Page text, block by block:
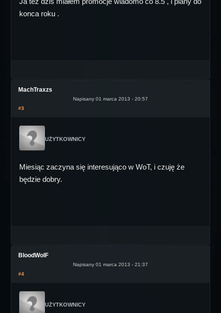
konca roku .
MachTraxzs
Napisany 01 marca 2013 - 20:57
#3
UŻYTKOWNICY
Miesiąc zaczyna się interesująco w WoT, i czuję że
będzie dobry.
BloodWolF
Napisany 01 marca 2013 - 21:37
#4
UŻYTKOWNICY